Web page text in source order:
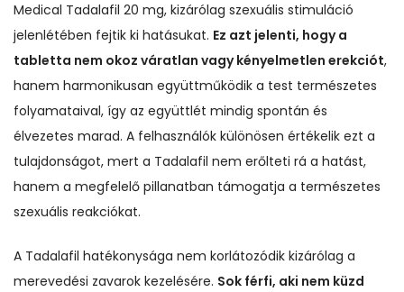
Medical Tadalafil 20 mg, kizárólag szexuális stimuláció
jelenlétében fejtik ki hatásukat. Ez azt jelenti, hogy a
tabletta nem okoz váratlan vagy kényelmetlen erekciót,
hanem harmonikusan együttműködik a test természetes
folyamataival, így az együttlét mindig spontán és
élvezetes marad. A felhasználók különösen értékelik ezt a
tulajdonságot, mert a Tadalafil nem erőlteti rá a hatást,
hanem a megfelelő pillanatban támogatja a természetes
szexuális reakciókat.
A Tadalafil hatékonysága nem korlátozódik kizárólag a
merevedési zavarok kezelésére. Sok férfi, aki nem küzd